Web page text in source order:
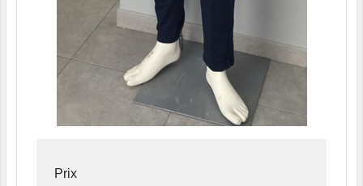
Prix